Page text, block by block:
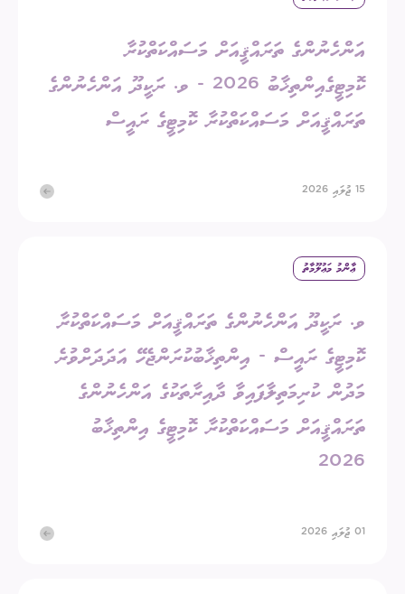
އަންހެނުންގެ ތަރައްޤީއަށް މަސައްކަތްކުރާ
ކޮމިޓީގެއިންތިޚާބު 2026 - ވ. ރަކީދޫ އަންހެނުންގެ
ތަރައްޤީއަށް މަސައްކަތްކުރާ ކޮމިޓީގެ ރައީސް
15 ޖުލައި 2026
ޢާންމު މަޢުލޫމާތު
ވ. ރަކީދޫ އަންހެނުންގެ ތަރައްޤީއަށް މަސައްކަތްކުރާ
ކޮމިޓީގެ ރައީސް - އިންތިޚާބުކުރަންޖެހޭ އަދަދަށްވުރެ
މަދުން ކުރިމަތިލާފައިވާ ދާއިރާތަކުގެ އަންހެނުންގެ
ތަރައްޤީއަށް މަސައްކަތްކުރާ ކޮމިޓީގެ އިންތިޚާބު
2026
01 ޖުލައި 2026